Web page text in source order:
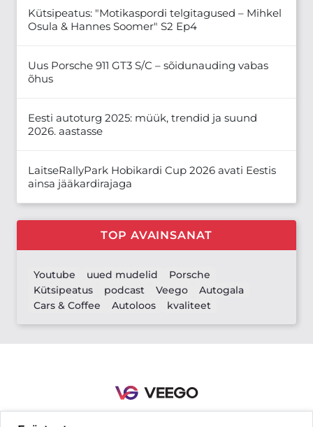
Kütsipeatus: "Motikaspordi telgitagused – Mihkel
Osula & Hannes Soomer" S2 Ep4
Uus Porsche 911 GT3 S/C – sõidunauding vabas
õhus
Eesti autoturg 2025: müük, trendid ja suund
2026. aastasse
LaitseRallyPark Hobikardi Cup 2026 avati Eestis
ainsa jääkardirajaga
TOP AVAINSANAT
Youtube uued mudelid
Porsche
Kütsipeatus
podcast Veego
Autogala
Cars & Coffee
Autoloos kvaliteet